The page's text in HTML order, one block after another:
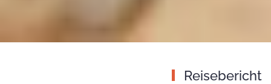
Reisebericht